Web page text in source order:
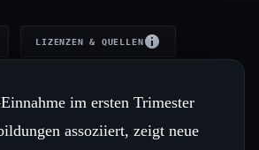
LIZENZEN & QUELLEN
im ersten Trimester
assoziiert, zeigt neue